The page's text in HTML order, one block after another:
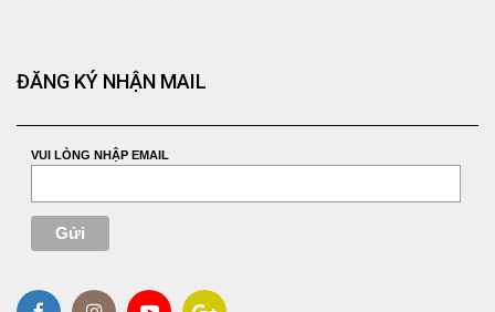
ĐĂNG KÝ NHẬN MAIL
VUI LÒNG NHẬP EMAIL